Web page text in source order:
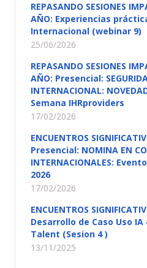
REPASANDO SESIONES
AÑO: Experiencias
Internacional (webinar 9)
25/06/2026
REPASANDO SESIONES
AÑO: Presencial:
INTERNACIONAL:
Semana IHRproviders
17/02/2026
ENCUENTROS
Presencial: NOMINA EN
INTERNACIONALES:
2026
17/02/2026
ENCUENTROS
Desarrollo de Caso Uso
Talent (Sesion 4 )
13/11/2025